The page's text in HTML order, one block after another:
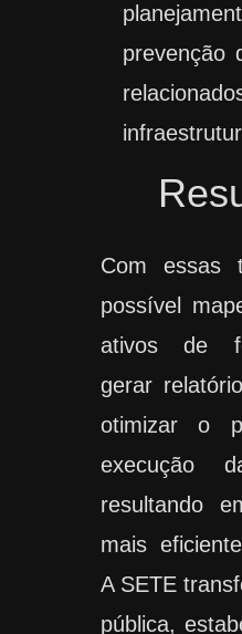
prevenção
Com essas
possível
ativos de
gerar
otimizar o
execução
resultando
mais
A SETE
pública,